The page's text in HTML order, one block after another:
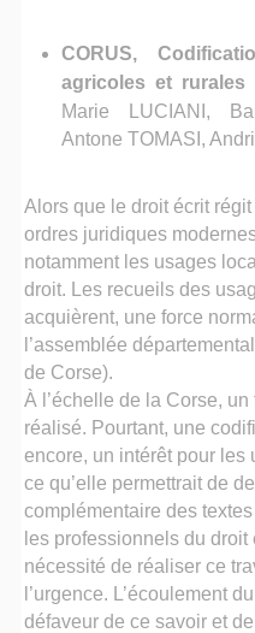
CORUS,
agricoles et rurales
Marie LUCIANI,
Antone TOMASI,
Alors que le droit écrit
ordres juridiques
notamment les usages
droit. Les recueils des
acquièrent, une force
l’assemblée
de Corse).
À l’échelle de la Corse,
réalisé. Pourtant, une
encore, un intérêt pour les
ce qu’elle permettrait de
complémentaire des
les professionnels du
nécessité de réaliser ce
l’urgence. L’écoulement
défaveur de ce savoir et